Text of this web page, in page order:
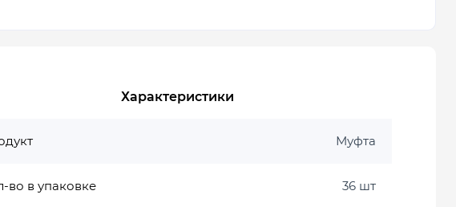
Характеристики
Муфта
во в упаковке 36 шт